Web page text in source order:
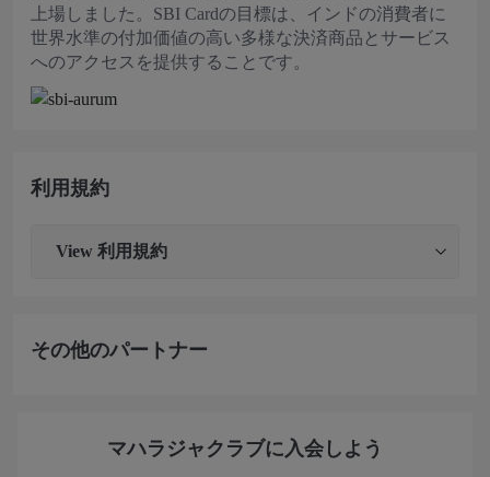
上場しました。SBI Cardの目標は、インドの消費者に
世界水準の付加価値の高い多様な決済商品とサービス
へのアクセスを提供することです。
利用規約
View 利用規約
その他のパートナー
マハラジャクラブに入会しよう